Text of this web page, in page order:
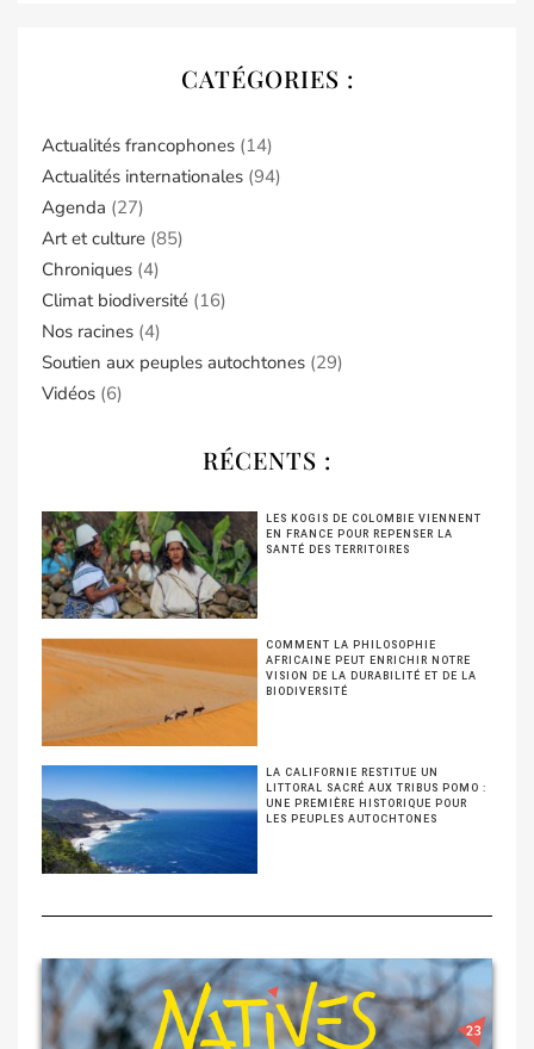
CATÉGORIES :
Actualités francophones (14)
Actualités internationales (94)
Agenda (27)
Art et culture (85)
Chroniques (4)
Climat biodiversité (16)
Nos racines (4)
Soutien aux peuples autochtones (29)
Vidéos (6)
RÉCENTS :
LES KOGIS DE COLOMBIE VIENNENT
EN FRANCE POUR REPENSER LA
SANTÉ DES TERRITOIRES
COMMENT LA PHILOSOPHIE
AFRICAINE PEUT ENRICHIR NOTRE
VISION DE LA DURABILITÉ ET DE LA
BIODIVERSITÉ
LA CALIFORNIE RESTITUE UN
LITTORAL SACRÉ AUX TRIBUS POMO :
UNE PREMIÈRE HISTORIQUE POUR
LES PEUPLES AUTOCHTONES